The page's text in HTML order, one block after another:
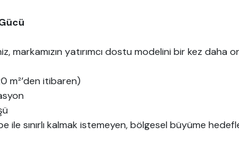
markamızın yatırımcı dostu modelini bir kez daha
m²’den itibaren)
sınırlı kalmak istemeyen, bölgesel büyüme